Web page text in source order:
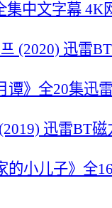
集中文字幕 4K
(2020) 迅雷
谭》全20集迅
迅雷BT
的小儿子》全